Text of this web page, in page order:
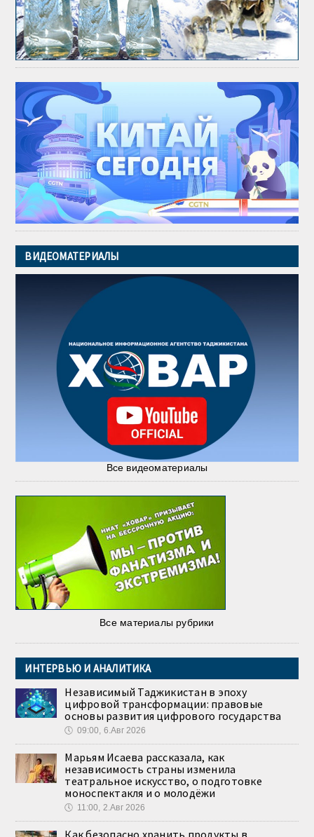
ВИДЕОМАТЕРИАЛЫ
Все видеоматериалы
Все материалы рубрики
ИНТЕРВЬЮ И АНАЛИТИКА
Независимый Таджикистан в эпоху
цифровой трансформации: правовые
основы развития цифрового государства
🕔 09:00, 6.Авг 2026
Марьям Исаева рассказала, как
независимость страны изменила
театральное искусство, о подготовке
моноспектакля и о молодёжи
🕔 11:00, 2.Авг 2026